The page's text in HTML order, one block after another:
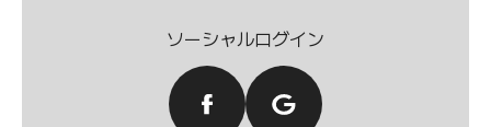
ソーシャルログイン